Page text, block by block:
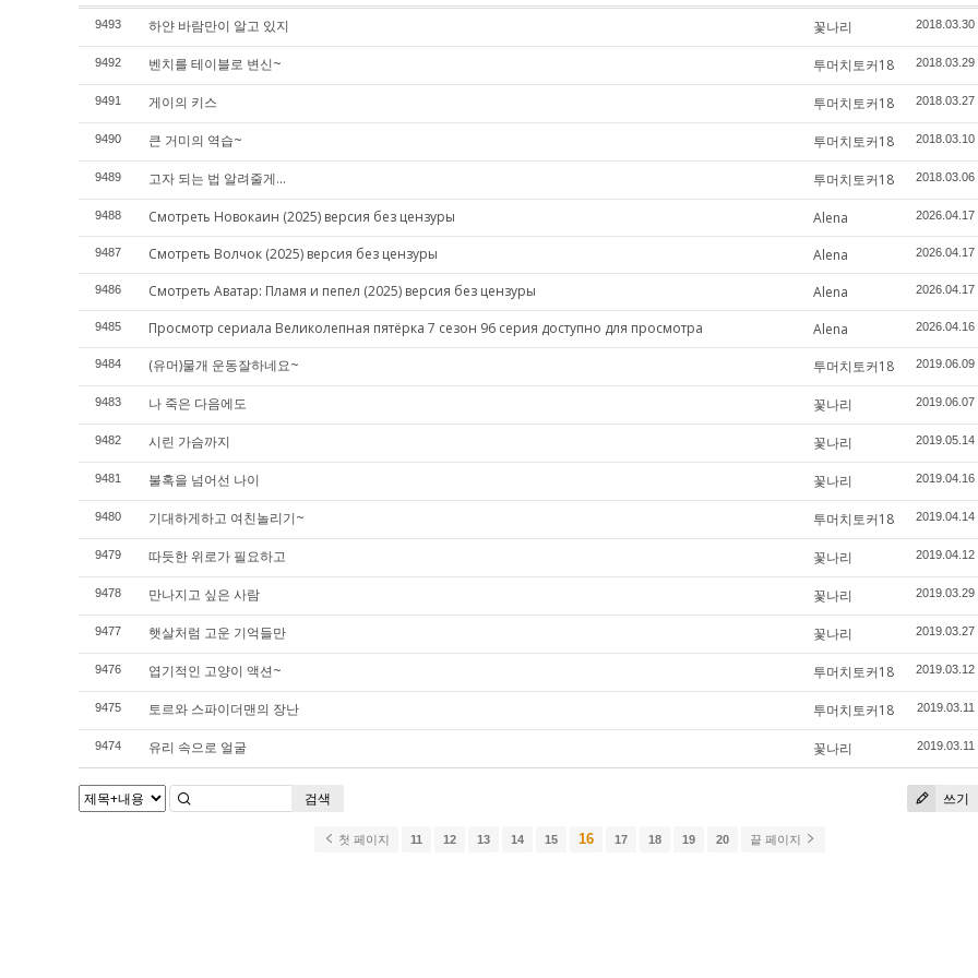
9493 하얀 바람만이 알고 있지 꽃나리 2018.03.30
9492 벤치를 테이블로 변신~ 투머치토커18 2018.03.29
9491 게이의 키스 투머치토커18 2018.03.27
9490 큰 거미의 역습~ 투머치토커18 2018.03.10
9489 고자 되는 법 알려줄게... 투머치토커18 2018.03.06
9488 Смотреть Новокаин (2025) версия без цензуры Alena 2026.04.17
9487 Смотреть Волчок (2025) версия без цензуры Alena 2026.04.17
9486 Смотреть Аватар: Пламя и пепел (2025) версия без цензуры Alena 2026.04.17
9485 Просмотр сериала Великолепная пятёрка 7 сезон 96 серия доступно для просмотра Alena 2026.04.16
9484 (유머)물개 운동잘하네요~ 투머치토커18 2019.06.09
9483 나 죽은 다음에도 꽃나리 2019.06.07
9482 시린 가슴까지 꽃나리 2019.05.14
9481 불혹을 넘어선 나이 꽃나리 2019.04.16
9480 기대하게하고 여친놀리기~ 투머치토커18 2019.04.14
9479 따듯한 위로가 필요하고 꽃나리 2019.04.12
9478 만나지고 싶은 사람 꽃나리 2019.03.29
9477 햇살처럼 고운 기억들만 꽃나리 2019.03.27
9476 엽기적인 고양이 액션~ 투머치토커18 2019.03.12
9475 토르와 스파이더맨의 장난 투머치토커18 2019.03.11
9474 유리 속으로 얼굴 꽃나리 2019.03.11
쓰기
검색
첫 페이지 11 12 13 14 15 16 17 18 19 20 끝 페이지